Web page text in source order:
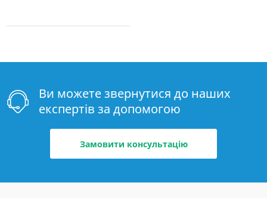
Ви можете звернутися до наших
експертів за допомогою
Замовити консультацію